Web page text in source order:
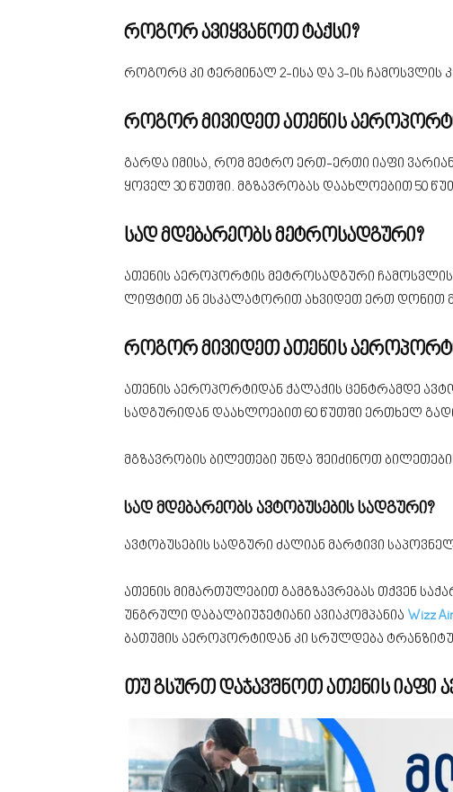
როგორ ავიყვანოთ ტაქსი?
როგორც კი ტერმინალ 2-ისა და 3-ის ჩამოსვლის
როგორ მივიდეთ ათენის
გარდა იმისა, რომ მეტრო ერთ-ერთი იაფი
ყოველ 30 წუთში. მგზავრობას დაახლოებით 50
სად მდებარეობს მეტროსადგური?
ათენის აეროპორტის მეტროსადგური ჩამოსვლის
ლიფტით ან ესკალატორით ახვიდეთ ერთ დონით
როგორ მივიდეთ ათენის
ათენის აეროპორტიდან ქალაქის ცენტრამდე
სადგურიდან დაახლოებით 60 წუთში ერთხელ
მგზავრობის ბილეთები უნდა შეიძინოთ
სად მდებარეობს ავტობუსების სადგური?
ავტობუსების სადგური ძალიან მარტივი
ათენის მიმართულებით გამგზავრებას თქვენ
უნგრული დაბალბიუჯეტიანი ავიაკომპანია Wizz
ბათუმის აეროპორტიდან კი სრულდება
თუ გსურთ დაჯავშნოთ ათენის იაფი